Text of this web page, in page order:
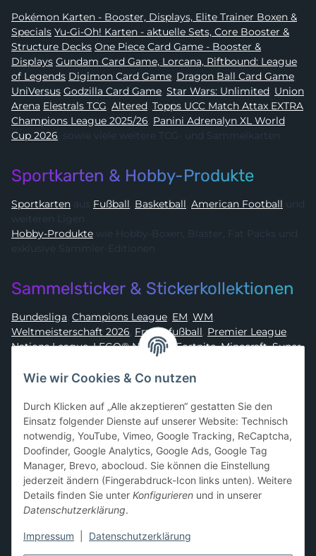
Pokémon Karten - Booster, Displays, Elite Trainer Boxen &
Specials Yu-Gi-Oh! Karten - aktuelle Sets, Core Booster &
Structure Decks One Piece Card Game - Booster &
Displays Gundam Card Game, Lorcana, Riftbound: League
of Legends
Digimon Card Game, Dragon Ball Card Game,
UniVersus
Godzilla Card Game, Star Wars: Unlimited, Union
Arena
Elestrals TCG, Altered, Topps UCC Match Attax EXTRA
Champions League 2025/26, Panini Adrenalyn XL World
Cup 2026, sowie viele weitere TCG- und Sammelkarten
Sportkarten & Hobby-Produkte
Sportkarten aus Fußball, Basketball, American Football und
weiteren Ligen
Hobby-Produkte
exklusive Sammler-Editionen
Sammelsticker & Stickerkollektionen
Bundesliga, Champions League, EM, WM,
Weltmeisterschaft 2026, Frauenfußball, Premier League,
Nations League, LEGO® Ninjago Fortnite,Minecraft,Super
Asterix
Sammelkarten-Zubehör &
Schutzprodukte
Card Sleeves, Penny Sleeves, Premium Sleeves,Toploader
Magnetic Holder, Sammelalben / Binder / Pocket Pages
Deckboxen ,Playmats undAufbewahrungslösungen
Wie wir Cookies & Co nutzen
Durch Klicken auf „Alle akzeptieren“ gestatten Sie den
Einsatz folgender Dienste auf unserer Website: Technisch
notwendig, YouTube, Vimeo, Google Tracking, ReCaptcha,
Doofinder, Google Analytics, Google Ads, Google Tag
Manager, Brevo, abocloud. Sie können die Einstellung
jederzeit ändern (Fingerabdruck-Icon links unten). Weitere
Details finden Sie unter Konfigurieren und in unserer
Datenschutzerklärung.
Impressum Datenschutzerklärung